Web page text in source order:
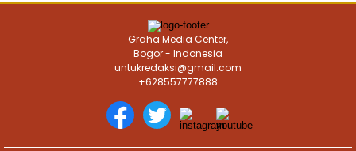
Graha Media Center,
Bogor - Indonesia
untukredaksi@gmail.com
+628557777888